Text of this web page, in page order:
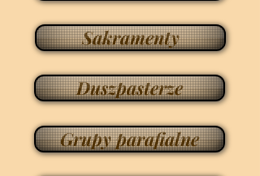
Sakramenty
Duszpasterze
Grupy parafialne